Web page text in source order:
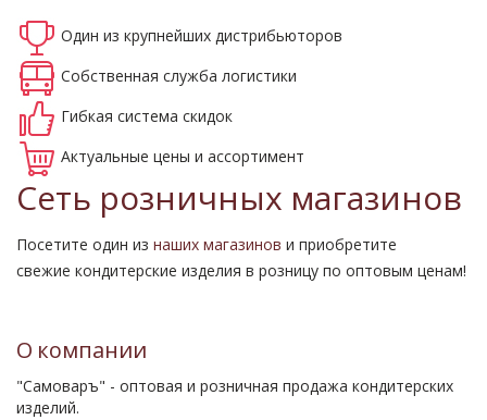
Один из крупнейших дистрибьюторов
Собственная служба логистики
Гибкая система скидок
Актуальные цены и ассортимент
Сеть розничных магазинов
Посетите один из наших магазинов и приобретите
свежие кондитерские изделия в розницу по оптовым ценам!
О компании
"Самоваръ" - оптовая и розничная продажа кондитерских
изделий.